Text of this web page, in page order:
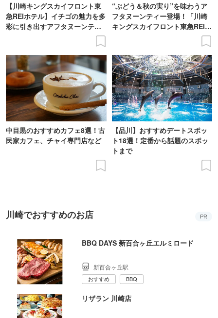
【川崎キングスカイフロント東
急REIホテル】イチゴの魅力を多
彩に引き出すアフタヌーンティ
“ぶどう＆秋の実り”を味わうア
フタヌーンティー登場！「川崎
キングスカイフロント東急REIホ
中目黒のおすすめカフェ8選！古
民家カフェ、チャイ専門店など
【品川】おすすめデートスポッ
ト18選！定番から話題のスポッ
トまで
川崎でおすすめのお店 PR
BBQ DAYS 新百合ヶ丘エルミロード
新百合ヶ丘駅
おすすめ BBQ
リザラン 川崎店